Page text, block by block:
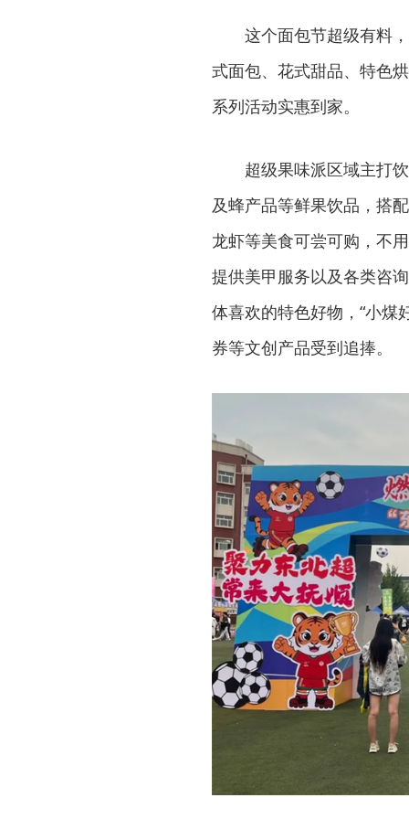
这个面包节超级有料
式面包、花式甜品、特色
系列活动实惠到家。
超级果味派区域主打
及蜂产品等鲜果饮品，搭
龙虾等美食可尝可购，不
提供美甲服务以及各类咨
体喜欢的特色好物，“小煤
券等文创产品受到追捧。